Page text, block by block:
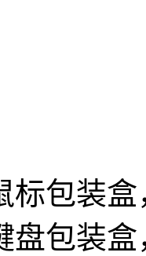
标包装
盘包装